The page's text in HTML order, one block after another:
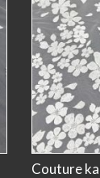
Couture